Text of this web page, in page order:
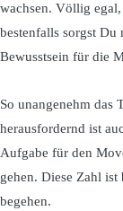
wachsen. Völlig
bestenfalls sorgst Du
Bewusstsein für die
So unangenehm das
herausfordernd ist
Aufgabe für den
gehen. Diese Zahl
begehen.